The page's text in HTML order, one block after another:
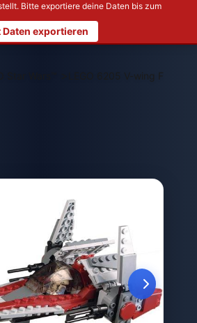
Bitte exportiere deine Daten bis zum
Daten exportieren
LEGO 6205 V-wing Fighter